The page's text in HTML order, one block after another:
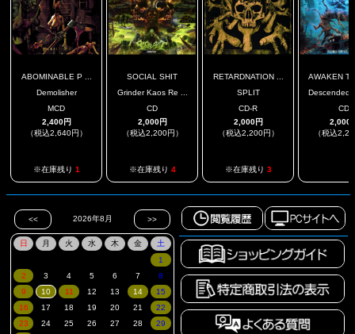
ABOMINABLE P ...
Demolisher
MCD
2,400円
（税込2,640円）
※在庫残り 1
SOCIAL SHIT
Grinder Kaos Re ...
CD
2,000円
（税込2,200円）
※在庫残り 4
RETARDNATION ...
SPLIT
CD-R
2,000円
（税込2,200円）
※在庫残り 3
AWAKEN
Descended
CD
2,000
（税込